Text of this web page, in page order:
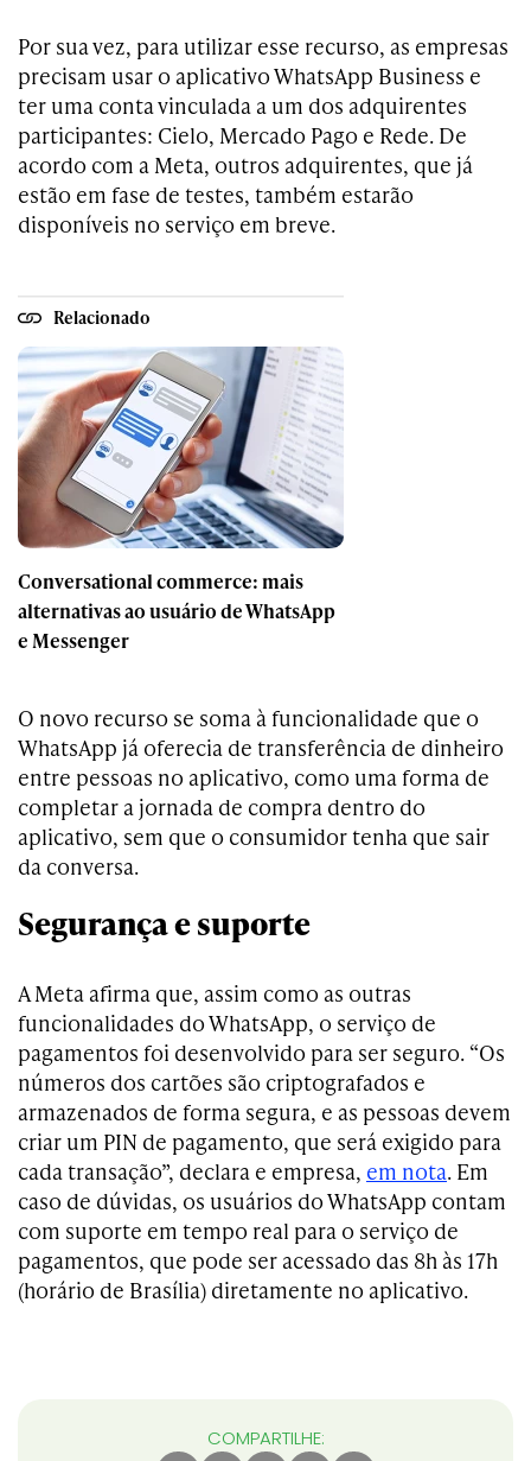
Por sua vez, para utilizar esse recurso, as empresas
precisam usar o aplicativo WhatsApp Business e
ter uma conta vinculada a um dos adquirentes
participantes: Cielo, Mercado Pago e Rede. De
acordo com a Meta, outros adquirentes, que já
estão em fase de testes, também estarão
disponíveis no serviço em breve.
Relacionado
Conversational commerce: mais
alternativas ao usuário de WhatsApp
e Messenger
O novo recurso se soma à funcionalidade que o
WhatsApp já oferecia de transferência de dinheiro
entre pessoas no aplicativo, como uma forma de
completar a jornada de compra dentro do
aplicativo, sem que o consumidor tenha que sair
da conversa.
Segurança e suporte
A Meta afirma que, assim como as outras
funcionalidades do WhatsApp, o serviço de
pagamentos foi desenvolvido para ser seguro. “Os
números dos cartões são criptografados e
armazenados de forma segura, e as pessoas devem
criar um PIN de pagamento, que será exigido para
cada transação”, declara e empresa, em nota. Em
caso de dúvidas, os usuários do WhatsApp contam
com suporte em tempo real para o serviço de
pagamentos, que pode ser acessado das 8h às 17h
(horário de Brasília) diretamente no aplicativo.
COMPARTILHE: